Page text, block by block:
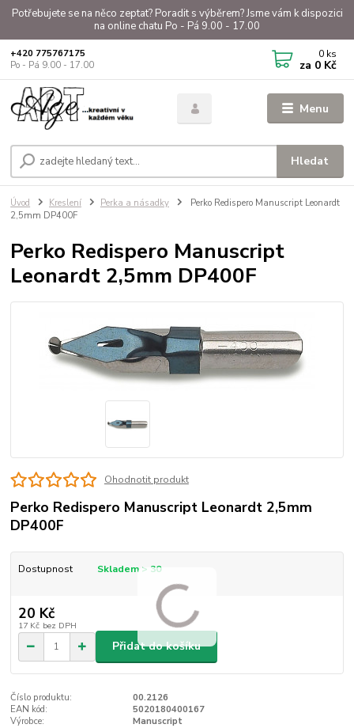
Potřebujete se na něco zeptat? Poradit s výběrem? Jsme vám k dispozici
na online chatu Po - Pá 9.00 - 17.00
Menu
Hledat
+420 775767175
Po - Pá 9.00 - 17.00
0 ks
za 0 Kč
Úvod Kreslení Perka a násadky
Perko Redispero Manuscript Leonardt
2,5mm DP400F
Perko Redispero Manuscript
Leonardt 2,5mm DP400F
Ohodnotit produkt
Perko Redispero Manuscript Leonardt 2,5mm
DP400F
Dostupnost Skladem > 30
20 Kč
17 Kč bez DPH
Přidat do košíku
Číslo produktu:
00.2126
EAN kód:
5020180400167
Výrobce:
Manuscript